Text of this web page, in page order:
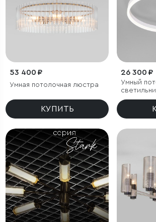
53 400 ₽
Умная потолочная люстра
КУПИТЬ
26 300 ₽
Умный
Luminari